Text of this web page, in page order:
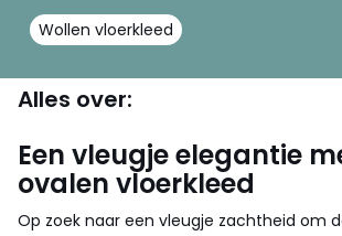
Wollen vloerkleed
Alles over:
Een vleugje elegantie
ovalen vloerkleed
Op zoek naar een vleugje zachtheid om